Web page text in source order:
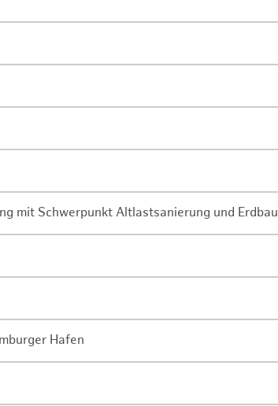
mit Schwerpunkt Altlastsanierung und Erdbau
Hafen